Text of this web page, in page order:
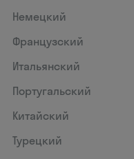
Немецкий
Французский
Итальянский
Португальский
Китайский
Турецкий